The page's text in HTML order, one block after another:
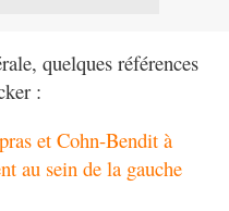
quelques références
:
et Cohn-Bendit à
au sein de la gauche